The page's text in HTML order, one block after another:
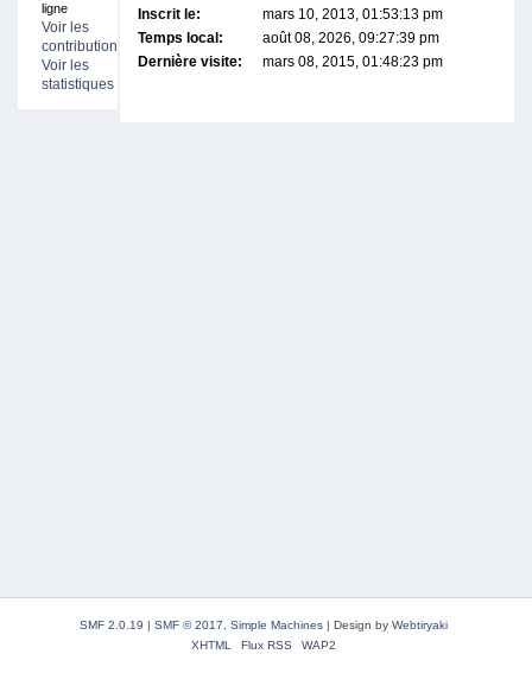
ligne
Voir les
contributions
Voir les
statistiques
Inscrit le:
mars 10, 2013, 01:53:13 pm
Temps local:
août 08, 2026, 09:27:39 pm
Dernière visite:
mars 08, 2015, 01:48:23 pm
SMF 2.0.19 | SMF © 2017 Simple Machines | Design by Webtiryaki
XHTML
Flux RSS WAP2